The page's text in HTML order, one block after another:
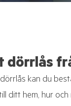
dörrlås
kan du
ditt hem, hur